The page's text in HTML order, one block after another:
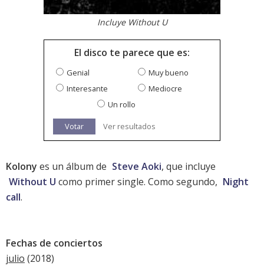
Incluye Without U
El disco te parece que es:
Genial
Muy bueno
Interesante
Mediocre
Un rollo
Votar Ver resultados
Kolony es un álbum de Steve Aoki, que incluye
Without U como primer single. Como segundo, Night
call.
Fechas de conciertos
julio (2018)